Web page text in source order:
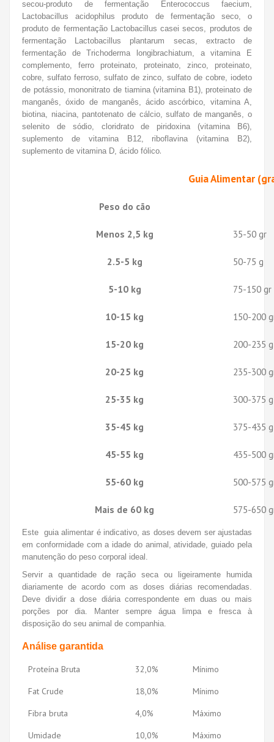
secou-produto de fermentação Enterococcus faecium,
Lactobacillus acidophilus produto de fermentação seco, o
produto de fermentação Lactobacillus casei secos, produtos de
fermentação Lactobacillus plantarum secas, extracto de
fermentação de Trichoderma longibrachiatum, a vitamina E
complemento, ferro proteinato, proteinato, zinco, proteinato,
cobre, sulfato ferroso, sulfato de zinco, sulfato de cobre, iodeto
de potássio, mononitrato de tiamina (vitamina B1), proteinato de
manganês, óxido de manganês, ácido ascórbico, vitamina A,
biotina, niacina, pantotenato de cálcio, sulfato de manganês, o
selenito de sódio, cloridrato de piridoxina (vitamina B6),
suplemento de vitamina B12, riboflavina (vitamina B2),
suplemento de vitamina D, ácido fólico.
Guia Alimentar
Peso do cão
Menos 2,5 kg 35-50 gr
2.5-5 kg 50-75 g
5-10 kg 75-150 gr
10-15 kg 150-200
15-20 kg 200-235 g
20-25 kg 235-300
25-35 kg 300-375 g
35-45 kg 375-435 g
45-55 kg 435-500
55-60 kg 500-575
Mais de 60 kg 575-650
Este guia alimentar é indicativo, as doses devem ser ajustadas
em conformidade com a idade do animal, atividade, guiado pela
manutenção do peso corporal ideal.
Servir a quantidade de ração seca ou ligeiramente humida
diariamente de acordo com as doses diárias recomendadas.
Deve dividir a dose diária correspondente em duas ou mais
porções por dia. Manter sempre água limpa e fresca à
disposição do seu animal de companhia.
Análise garantida
Proteína Bruta 32,0%
Mínimo
Fat Crude
18,0%
Mínimo
Fibra bruta
4,0%
Máximo
Umidade
10,0%
Máximo